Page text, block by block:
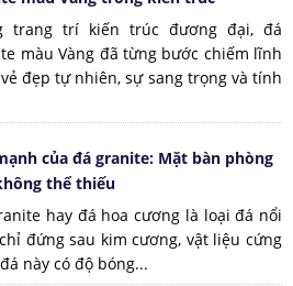
trang trí kiến trúc đương đại, đá
màu Vàng đã từng bước chiếm lĩnh
đẹp tự nhiên, sự sang trọng và tính
của đá granite: Mặt bàn phòng
thể thiếu
hay đá hoa cương là loại đá nổi
đứng sau kim cương, vật liệu cứng
này có độ bóng...